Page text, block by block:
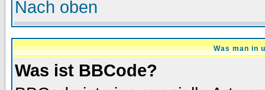
Nach oben
Was man in
Was ist BBCode?